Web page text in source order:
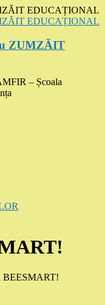
ZUMZĂIT
– Școala
BEESMART!